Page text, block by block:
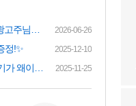
2026-06-26
정!✨ 2025-12-10
2025-11-25